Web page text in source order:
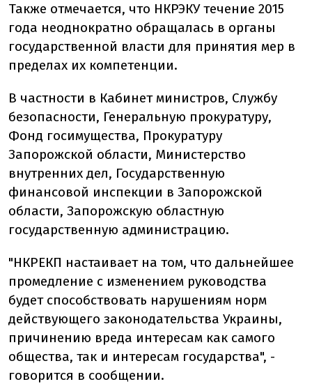
Также отмечается, что НКРЭКУ течение 2015
года неоднократно обращалась в органы
государственной власти для принятия мер в
пределах их компетенции.
В частности в Кабинет министров, Службу
безопасности, Генеральную прокуратуру,
Фонд госимущества, Прокуратуру
Запорожской области, Министерство
внутренних дел, Государственную
финансовой инспекции в Запорожской
области, Запорожскую областную
государственную администрацию.
"НКРЕКП настаивает на том, что дальнейшее
промедление с изменением руководства
будет способствовать нарушениям норм
действующего законодательства Украины,
причинению вреда интересам как самого
общества, так и интересам государства", -
говорится в сообщении.